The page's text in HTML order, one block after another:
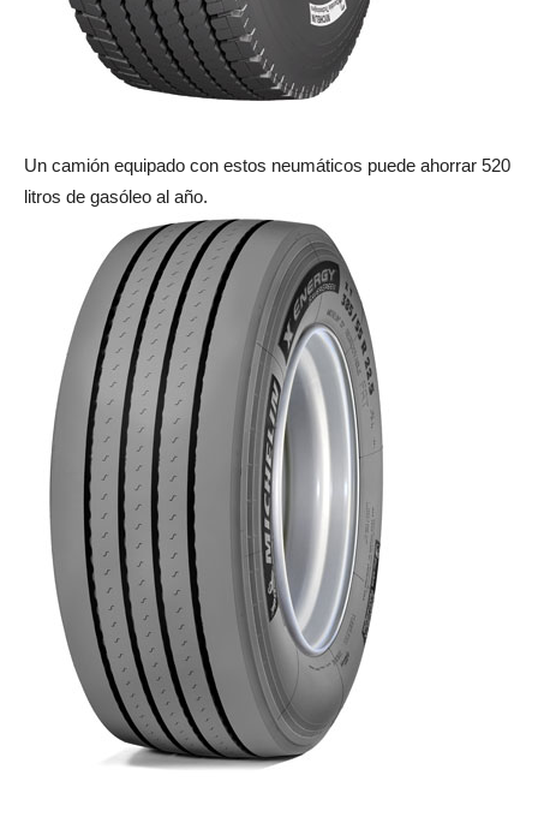
Un camión equipado con estos neumáticos puede ahorrar 520
litros de gasóleo al año.